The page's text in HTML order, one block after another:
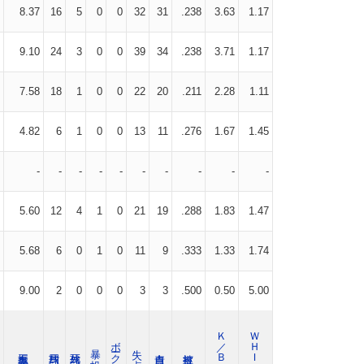
8.37 16 5 0 0 32 31 .238 3.63 1.17
9.10 24 3 0 0 39 34 .238 3.71 1.17
7.58 18 1 0 0 22 20 .211 2.28 1.11
4.82 6 1 0 0 13 11 .276 1.67 1.45
- - - - - - - - - -
5.60 12 4 1 0 21 19 .288 1.83 1.47
5.68 6 0 1 0 11 9 .333 1.33 1.74
9.00 2 0 0 0 3 3 .500 0.50 5.00
ボーク Ｋ／ＢＢ ＷＨＩＰ